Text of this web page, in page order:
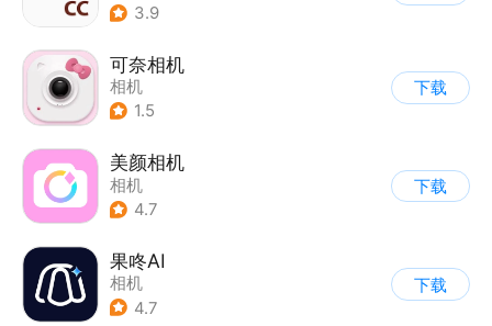
3.9
可奈相机
相机
1.5
下载
美颜相机
相机
4.7
下载
果咚AI
相机
4.7
下载